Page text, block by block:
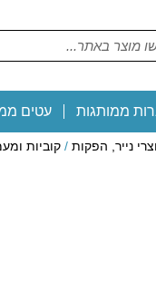
ממותגות עטים
נייר, הפקות / קוביות